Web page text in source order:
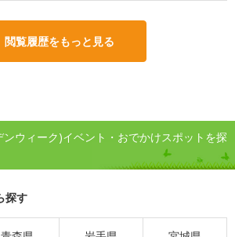
閲覧履歴をもっと見る
ウィーク)イベント・おでかけスポットを探
探す